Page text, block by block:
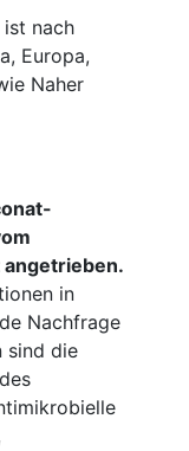
nach
Europa,
Naher
in
Nachfrage
sind die